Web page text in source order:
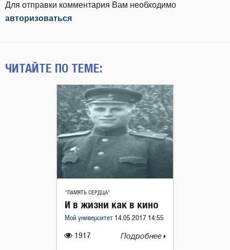
Для отправки комментария Вам необходимо
авторизоваться
ЧИТАЙТЕ ПО ТЕМЕ:
"ПАМЯТЬ СЕРДЦА"
1917
И в жизни как в кино
Мой университет 14.05.2017 14:55
Подробнее